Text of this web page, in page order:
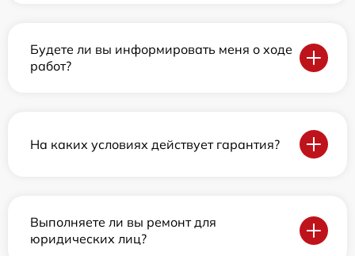
Будете ли вы информировать меня о ходе
работ?
На каких условиях действует гарантия?
Выполняете ли вы ремонт для
юридических лиц?